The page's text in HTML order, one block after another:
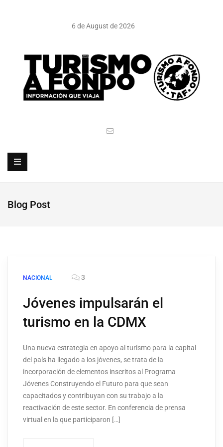
6 de August de 2026
Blog Post
NACIONAL 3
Jóvenes impulsarán el
turismo en la CDMX
Una nueva estrategia en apoyo al turismo para la capital
del país ha llegado a los jóvenes, se trata de la
incorporación de elementos inscritos al Programa
Jóvenes Construyendo el Futuro para que sean
capacitados y contribuyan con su trabajo a la
reactivación de este sector. En conferencia de prensa
virtual en la que participaron […]